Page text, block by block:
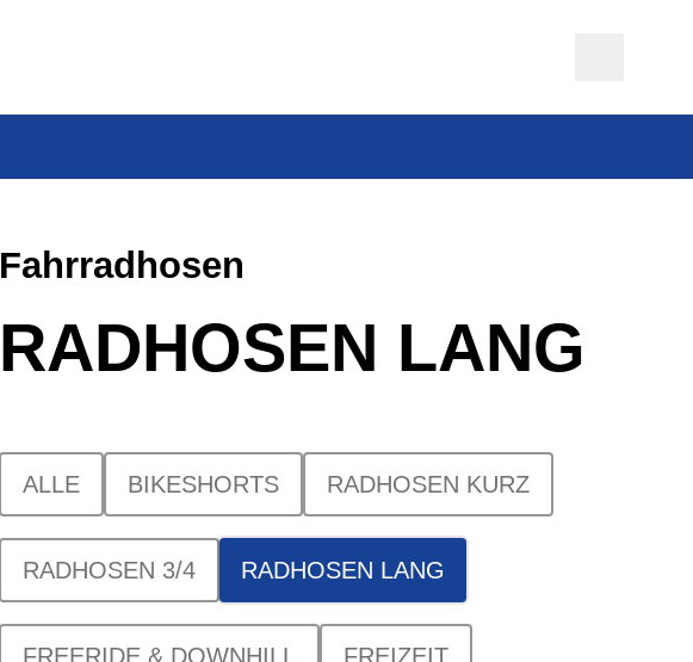
Fahrradhosen
RADHOSEN LANG
ALLE BIKESHORTS RADHOSEN KURZ
RADHOSEN 3/4 RADHOSEN LANG
FREERIDE & DOWNHILL FREIZEIT